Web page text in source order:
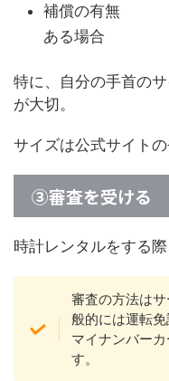
補償の有無
ある場合
特に、自分の手首の
が大切。
サイズは公式サイト
③審査を受ける
時計レンタルをする際
審査の方法は
般的には運転免
マイナンバー
す。